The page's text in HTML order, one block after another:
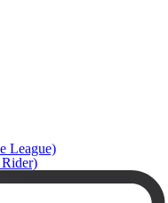
League)